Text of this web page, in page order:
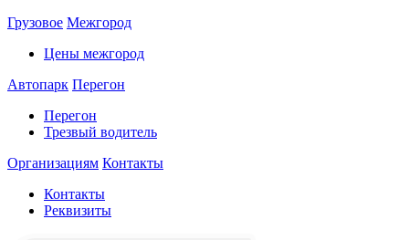
Грузовое Межгород
Цены межгород
Автопарк Перегон
Перегон
Трезвый водитель
Организациям Контакты
Контакты
Реквизиты